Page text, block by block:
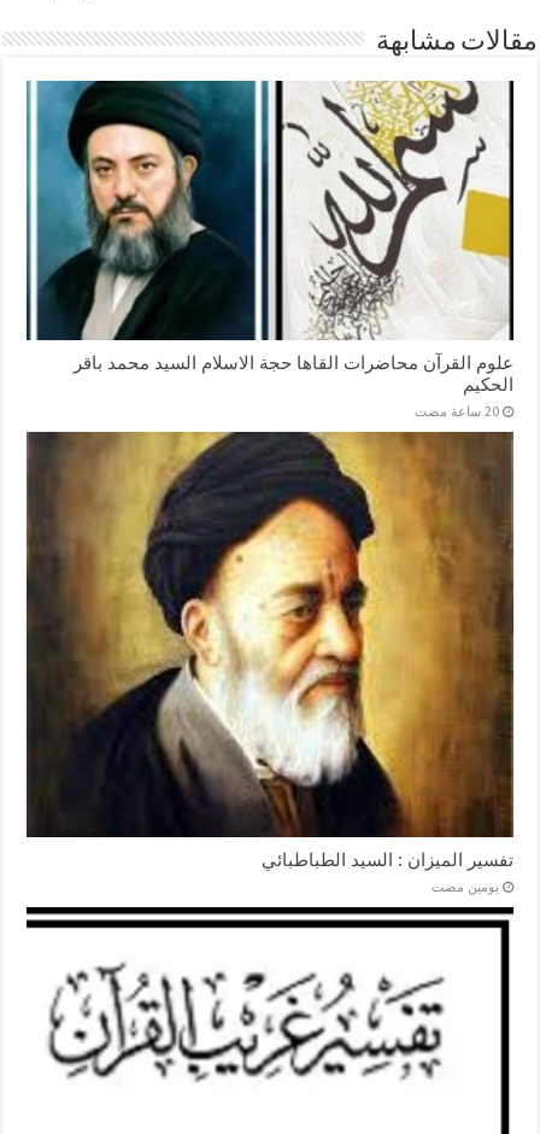
مقالات مشابهة
علوم القرآن محاضرات القاها حجة الاسلام السيد محمد باقر
الحكيم
‏20 ساعة مضت
تفسير الميزان : السيد الطباطبائي
‏يومين مضت